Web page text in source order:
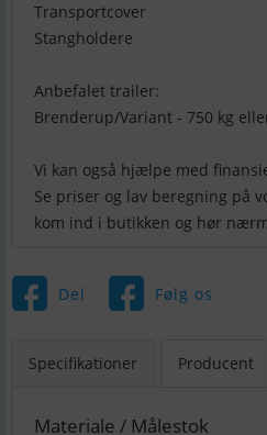
Transportcover
Stangholdere
Anbefalet trailer:
Brenderup/Variant - 750 kg
Vi kan også hjælpe med
Se priser og lav beregning på
kom ind i butikken og hør
Del Følg os
Specifikationer Producent
Materiale / Målestok